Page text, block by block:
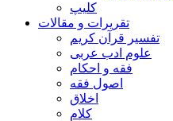
کلیپ
تقریرات و مقالات
تفسیر قرآن کریم
علوم ادب عربی
فقه و احکام
اصول فقه
اخلاق
کلام